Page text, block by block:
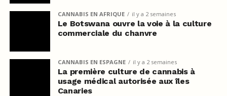
CANNABIS EN AFRIQUE il y a 2 semaines
Le Botswana ouvre la voie à la culture
commerciale du chanvre
CANNABIS EN ESPAGNE il y a 2 semaines
La première culture de cannabis à
usage médical autorisée aux îles
Canaries